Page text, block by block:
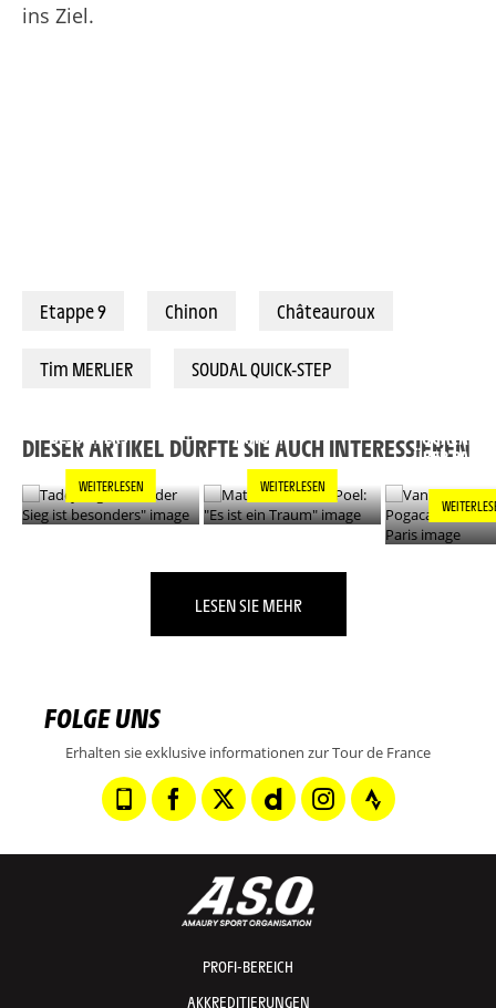
ins Ziel.
Etappe 9 Chinon Châteauroux
Tim MERLIER SOUDAL QUICK-STEP
DIESER ARTIKEL DÜRFTE SIE AUCH INTERESSIEREN
BESONDERS"
WEITERLESEN
TRAUM"
WEITERLESEN
POGACAR
ÜBER PARIS
LESEN SIE MEHR
FOLGE UNS
Erhalten sie exklusive informationen zur Tour de France
PROFI-BEREICH
AKKREDITIERUNGEN